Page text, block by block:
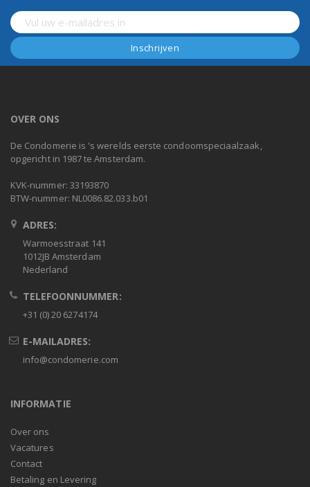
OVER ONS
De Condomerie is 's werelds eerste condoomspeciaalzaak,
opgericht in 1987 te Amsterdam.
KVK-nummer: 33193870
BTW-nummer: NL0086.82.033.b01
ADRES:
Warmoesstraat 141
1012JB Amsterdam
Nederland
TELEFOONNUMMER:
+31 (0) 20 6274174
E-MAILADRES:
info@condomerie.com
INFORMATIE
Over ons
Vacatures
Contact
Betaling en Levering